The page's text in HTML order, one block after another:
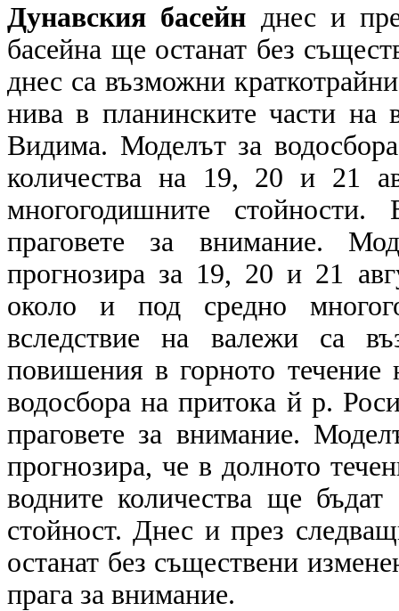
Дунавския басейн днес и
басейна ще останат без
днес са възможни
нива в планинските части на
Видима. Моделът за
количества на 19, 20 и 21
многогодишните
праговете за внимание.
прогнозира за 19, 20 и 21
около и под средно
вследствие на валежи са
повишения в горното
водосбора на притока й р.
праговете за внимание.
прогнозира, че в долното
водните количества ще
стойност. Днес и през
останат без съществени
прага за внимание.